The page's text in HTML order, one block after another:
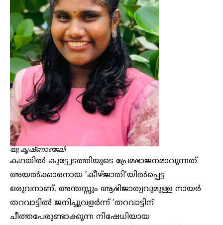
യു കൃഷ്ണാഞ്ജലി
കഥയിൽ കുട്ട്യേടത്തിയുടെ പ്രേമഭാജനമാവുന്നത്
അയൽക്കാരനായ ‘കീഴ്ജാതി’യിൽപ്പെട്ട
ഒരുവനാണ്. അന്തസ്സും ആഭിജാത്യവുമുള്ള നായർ
തറവാട്ടിൽ ജനിച്ചുവളർന്ന് ‘തറവാട്ടിന്
ചീത്തപേരുണ്ടാക്കുന്ന നിഷേധിയായ